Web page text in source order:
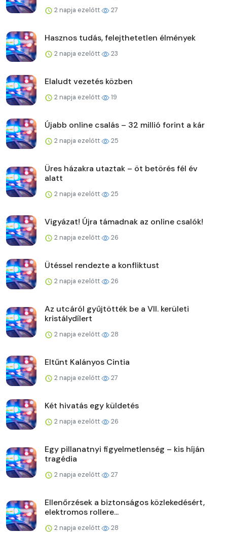
2 napja ezelőtt 27
Hasznos tudás, felejthetetlen élmények
2 napja ezelőtt 23
Elaludt vezetés közben
2 napja ezelőtt 19
Újabb online csalás – 32 millió forint a kár
2 napja ezelőtt 25
Üres házakra utaztak – öt betörés fél év
alatt
2 napja ezelőtt 25
Vigyázat! Újra támadnak az online csalók!
2 napja ezelőtt 26
Ütéssel rendezte a konfliktust
2 napja ezelőtt 26
Az utcáról gyűjtötték be a VII. kerületi
kristálydílert
2 napja ezelőtt 28
Eltűnt Kalányos Cintia
2 napja ezelőtt 27
Két hivatás egy küldetés
2 napja ezelőtt 26
Egy pillanatnyi figyelmetlenség – kis híján
tragédia
2 napja ezelőtt 27
Ellenőrzések a biztonságos közlekedésért,
elektromos rollere...
2 napja ezelőtt 28